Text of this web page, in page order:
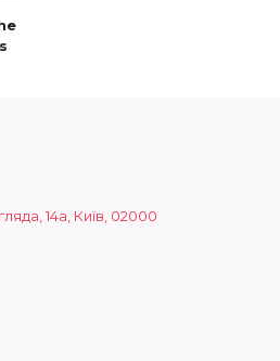
14а, Київ, 02000